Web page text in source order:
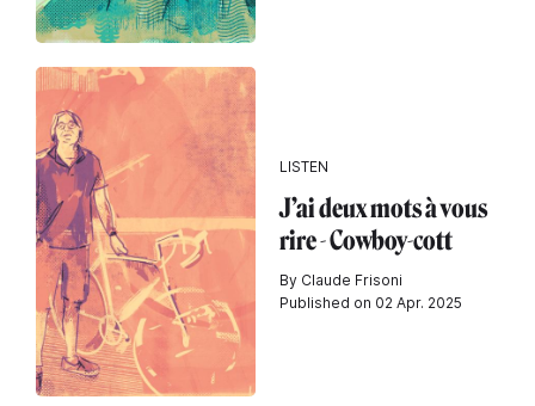
LISTEN
J’ai deux mots à vous
rire - Cowboy-cott
By Claude Frisoni
Published on 02 Apr. 2025